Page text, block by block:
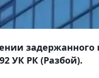
задержанного
УК РК (Разбой).